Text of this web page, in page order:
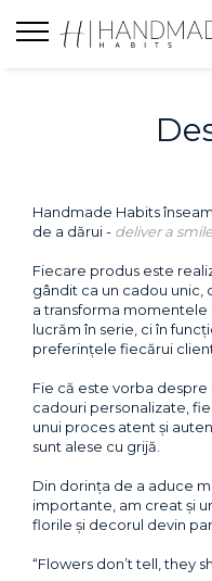
Handmade Habits
de a dărui - deliver a
Fiecare produs este
gândit ca un cadou unic,
a transforma momentele
lucrăm în serie, ci în
preferințele fiecărui
Fie că este vorba
cadouri personalizate,
unui proces atent și
sunt alese cu grijă.
Din dorința de a aduce
importante, am creat și
florile și decorul devin
“Flowers don’t tell, they